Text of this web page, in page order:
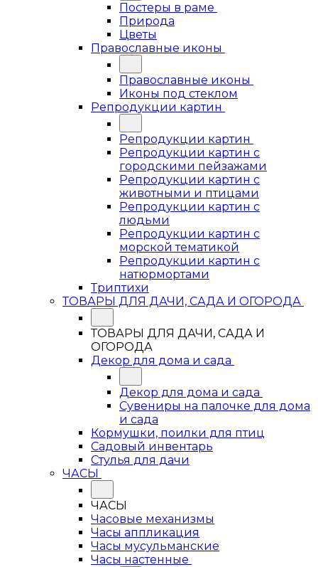
Постеры в раме
Природа
Цветы
Православные иконы
Православные иконы
Иконы под стеклом
Репродукции картин
Репродукции картин
Репродукции картин с
городскими пейзажами
Репродукции картин с
животными и птицами
Репродукции картин с
людьми
Репродукции картин с
морской тематикой
Репродукции картин с
натюрмортами
Триптихи
ТОВАРЫ ДЛЯ ДАЧИ, САДА И ОГОРОДА
ТОВАРЫ ДЛЯ ДАЧИ, САДА И
ОГОРОДА
Декор для дома и сада
Декор для дома и сада
Сувениры на палочке для дома
и сада
Кормушки, поилки для птиц
Садовый инвентарь
Стулья для дачи
ЧАСЫ
ЧАСЫ
Часовые механизмы
Часы аппликация
Часы мусульманские
Часы настенные